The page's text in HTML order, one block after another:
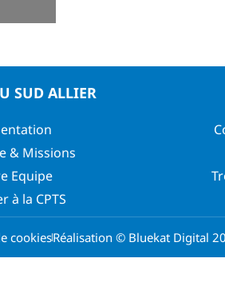
SUD ALLIER
& Missions
Equipe
à la CPTS
cookiesRéalisation © Bluekat Digital